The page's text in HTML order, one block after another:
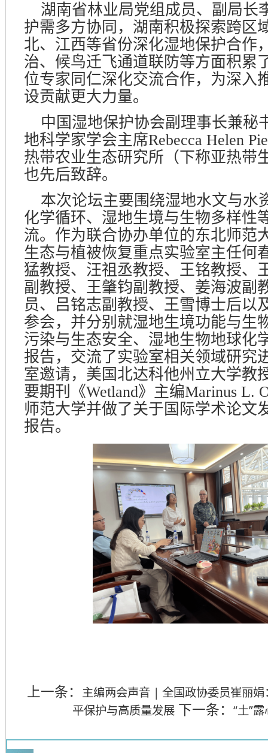
湖南省林业局党组成员、副局长
护需多方协同，湖南积极探索跨区
北、江西等省份深化湿地保护合作
治、候鸟迁飞通道联防等方面积累
位专家同仁深化交流合作，为深入
设贡献更大力量。
中国湿地保护协会副理事长兼秘
地科学家学会主席Rebecca Helen
热带农业生态研究所（下称亚热带
也先后致辞。
本次论坛主要围绕湿地水文与水
化学循环、湿地生境与生物多样性
流。作为联合协办单位的东北师范
生态与植被恢复重点实验室主任何
猛教授、汪祖丞教授、王铭教授、
副教授、王肇钧副教授、姜海波副
员、吕铭志副教授、王雪博士后以
参会，并分别就湿地生境功能与生
污染与生态安全、湿地生物地球化
报告，交流了实验室相关领域研究
室邀请，美国北达科他州立大学教
要期刊《Wetland》主编Marinus L.
师范大学并做了关于国际学术论文
报告。
上一条： 主编两会声音 | 全国政协委员崔丽
平保护与高质量发展 下一条： “土”